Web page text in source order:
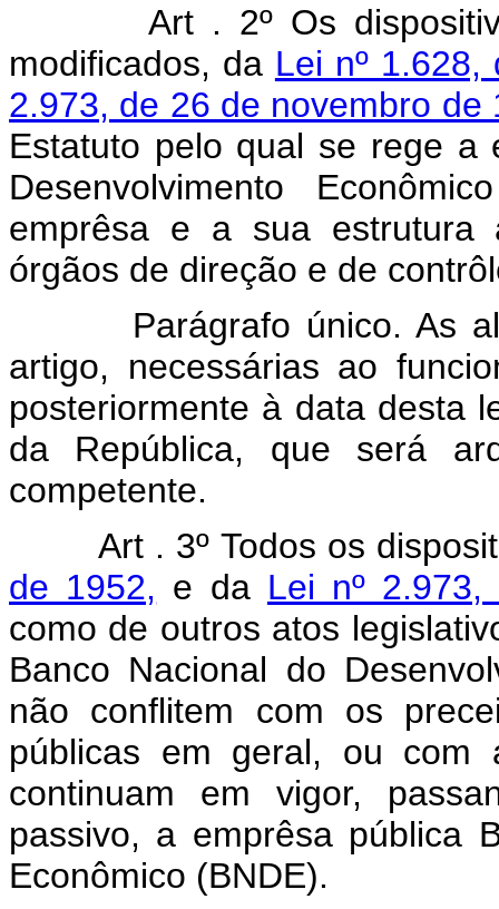
Art . 2º Os
modificados, da Lei nº
2.973, de 26 de novembro de
Estatuto pelo qual se rege a
Desenvolvimento
emprêsa e a sua estrutura
órgãos de direção e de
Parágrafo único. As
artigo, necessárias ao
posteriormente à data desta
da República, que será
competente.
Art . 3º Todos os
de 1952, e da Lei nº
como de outros atos
Banco Nacional do
não conflitem com os
públicas em geral, ou com
continuam em vigor,
passivo, a emprêsa pública
Econômico (BNDE).